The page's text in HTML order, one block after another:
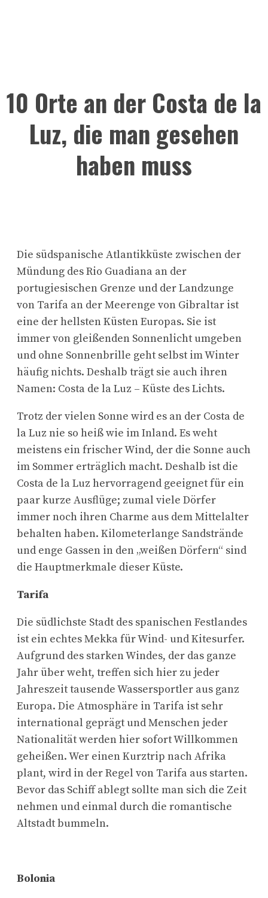
10 Orte an der Costa de la
Luz, die man gesehen
haben muss
Die südspanische Atlantikküste zwischen der
Mündung des Rio Guadiana an der
portugiesischen Grenze und der Landzunge
von Tarifa an der Meerenge von Gibraltar ist
eine der hellsten Küsten Europas. Sie ist
immer von gleißenden Sonnenlicht umgeben
und ohne Sonnenbrille geht selbst im Winter
häufig nichts. Deshalb trägt sie auch ihren
Namen: Costa de la Luz – Küste des Lichts.
Trotz der vielen Sonne wird es an der Costa de
la Luz nie so heiß wie im Inland. Es weht
meistens ein frischer Wind, der die Sonne auch
im Sommer erträglich macht. Deshalb ist die
Costa de la Luz hervorragend geeignet für ein
paar kurze Ausflüge; zumal viele Dörfer
immer noch ihren Charme aus dem Mittelalter
behalten haben. Kilometerlange Sandstrände
und enge Gassen in den „weißen Dörfern“ sind
die Hauptmerkmale dieser Küste.
Tarifa
Die südlichste Stadt des spanischen Festlandes
ist ein echtes Mekka für Wind- und Kitesurfer.
Aufgrund des starken Windes, der das ganze
Jahr über weht, treffen sich hier zu jeder
Jahreszeit tausende Wassersportler aus ganz
Europa. Die Atmosphäre in Tarifa ist sehr
international geprägt und Menschen jeder
Nationalität werden hier sofort Willkommen
geheißen. Wer einen Kurztrip nach Afrika
plant, wird in der Regel von Tarifa aus starten.
Bevor das Schiff ablegt sollte man sich die Zeit
nehmen und einmal durch die romantische
Altstadt bummeln.
Bolonia